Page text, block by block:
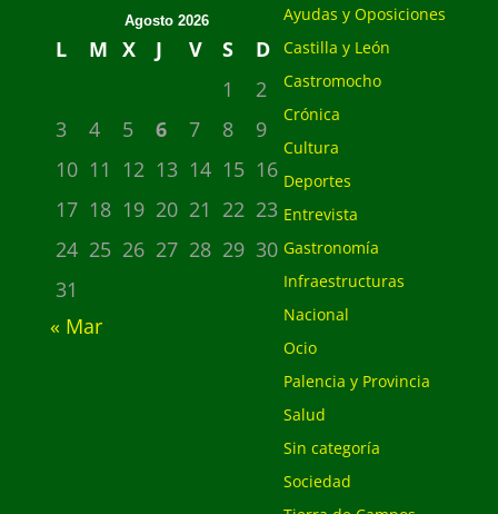
Agosto 2026
L M X J V S
D
1
2
3
4 5 6 7 8
9
10 11 12 13 14 15 16
17 18 19 20 21 22 23
24 25 26 27 28 29 30
31
« Mar
Ayudas y Oposiciones
Castilla y León
Castromocho
Crónica
Cultura
Deportes
Entrevista
Gastronomía
Infraestructuras
Nacional
Ocio
Palencia y Provincia
Salud
Sin categoría
Sociedad